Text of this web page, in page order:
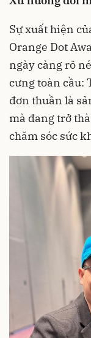
Sự xuất hiện
Orange Dot
ngày càng rõ
cưng toàn cầu:
đơn thuần là
mà đang trở
chăm sóc sức